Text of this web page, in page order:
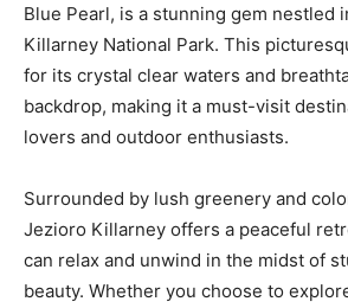
Blue Pearl, is a stunning gem nestled
Killarney⁢ National Park. This
for its crystal clear waters ‍and
backdrop, ⁣making it a must-visit
lovers and outdoor ​enthusiasts.
Surrounded by⁣ lush greenery and
Jezioro Killarney offers a peaceful
can relax⁣ and unwind in the midst of
beauty.⁣ Whether you choose to